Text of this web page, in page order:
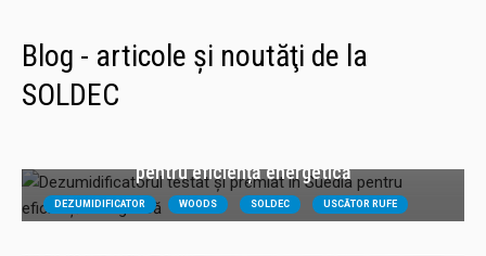
Blog - articole şi noutăţi de la
SOLDEC
DEZUMIDIFICATOR WOODS SOLDEC USCĂTOR RUFE
pentru eficiență energetică